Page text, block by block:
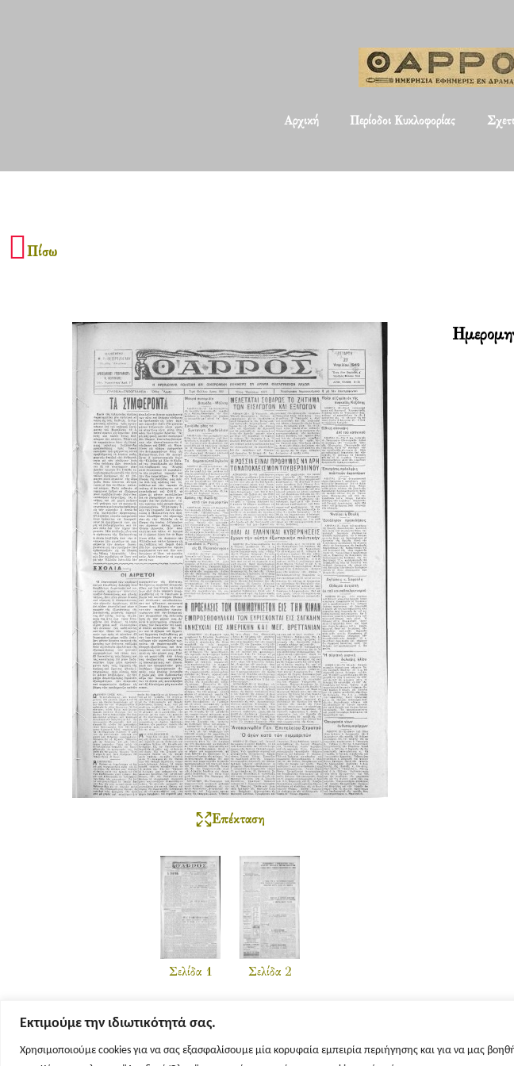
Εκτιμούμε την ιδιωτικότητά σας.
Χρησιμοποιούμε cookies για να σας εξασφαλίσουμε μία κορυφαία εμπειρία περιήγησης και για να μας
Αρχική Περίοδοι Κυκλοφορίας
Πίσω
Επέκταση
Σελίδα 1 Σελίδα 2